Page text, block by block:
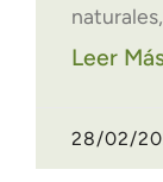
Leer
28/02/